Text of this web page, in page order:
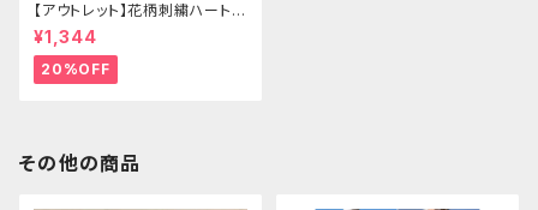
【アウトレット】花柄刺繍ハートバ
ッグ
¥1,344
20%OFF
その他の商品